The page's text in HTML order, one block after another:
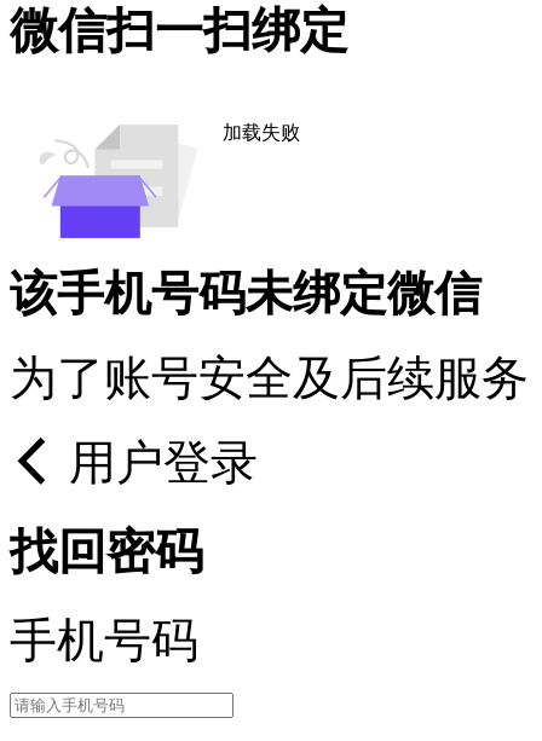
微信扫一扫绑定
加载失败
该手机号码未绑定微信
为了账号安全及后续服
用户登录
找回密码
手机号码